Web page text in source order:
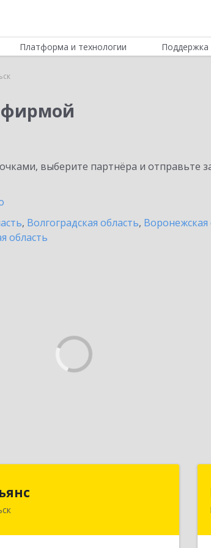
Платформа и технологии Поддержка
фирмой
выберите партнёра и отправьте
, Волгоградская область, Воронежская
область
412900, Саратовская обл, Вольск г,